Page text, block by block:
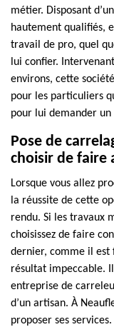
métier. Disposant
hautement qualifiés,
travail de pro, quel
lui confier.
environs, cette
pour les particuliers
pour lui demander un
Pose de
choisir de faire
Lorsque vous allez
la réussite de cette
rendu. Si les travaux
choisissez de faire
dernier, comme il est
résultat impeccable.
entreprise de
d’un artisan. À
proposer ses services.